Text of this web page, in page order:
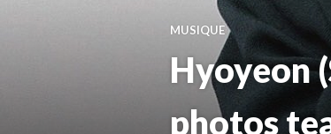
MUSIQUE
Hyoyeon
photos